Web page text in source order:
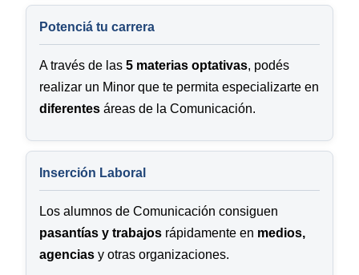
Potenciá tu carrera
A través de las 5 materias optativas, podés
realizar un Minor que te permita especializarte en
diferentes áreas de la Comunicación.
Inserción Laboral
Los alumnos de Comunicación consiguen
pasantías y trabajos rápidamente en medios,
agencias y otras organizaciones.